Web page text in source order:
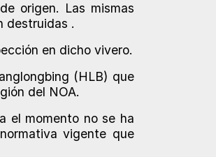
origen. Las mismas
destruidas .
en dicho vivero.
(HLB) que
del NOA.
el momento no se ha
vigente que